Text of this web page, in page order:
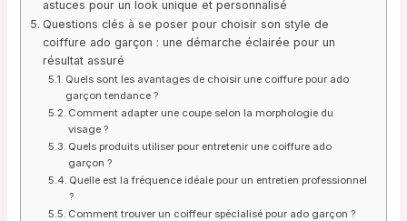
astuces pour un look unique et personnalisé
Questions clés à se poser pour choisir son style de
coiffure ado garçon : une démarche éclairée pour un
résultat assuré
Quels sont les avantages de choisir une coiffure pour ado
garçon tendance ?
Comment adapter une coupe selon la morphologie du
visage ?
Quels produits utiliser pour entretenir une coiffure ado
garçon ?
Quelle est la fréquence idéale pour un entretien professionnel
?
Comment trouver un coiffeur spécialisé pour ado garçon ?